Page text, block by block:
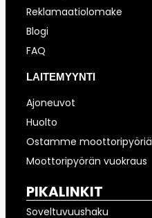
Reklamaatiolomake
Blogi
FAQ
LAITEMYYNTI
Ajoneuvot
Huolto
Ostamme moottoripyöriä
Moottoripyörän vuokraus
PIKALINKIT
Soveltuvuushaku